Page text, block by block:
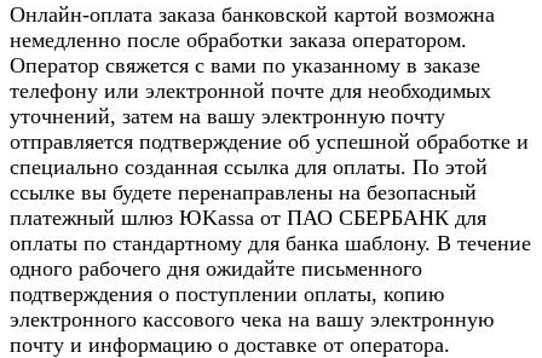
Онлайн-оплата заказа банковской картой возможна
немедленно после обработки заказа оператором.
Оператор свяжется с вами по указанному в заказе
телефону или электронной почте для необходимых
уточнений, затем на вашу электронную почту
отправляется подтверждение об успешной обработке и
специально созданная ссылка для оплаты. По этой
ссылке вы будете перенаправлены на безопасный
платежный шлюз ЮKassa от ПАО СБЕРБАНК для
оплаты по стандартному для банка шаблону. В течение
одного рабочего дня ожидайте письменного
подтверждения о поступлении оплаты, копию
электронного кассового чека на вашу электронную
почту и информацию о доставке от оператора.